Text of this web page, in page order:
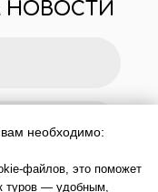
необходимо:
файлов, это поможет
туров — удобным,